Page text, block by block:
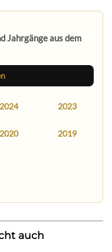
Jahrgänge aus dem
2024 2023
2020 2019
auch